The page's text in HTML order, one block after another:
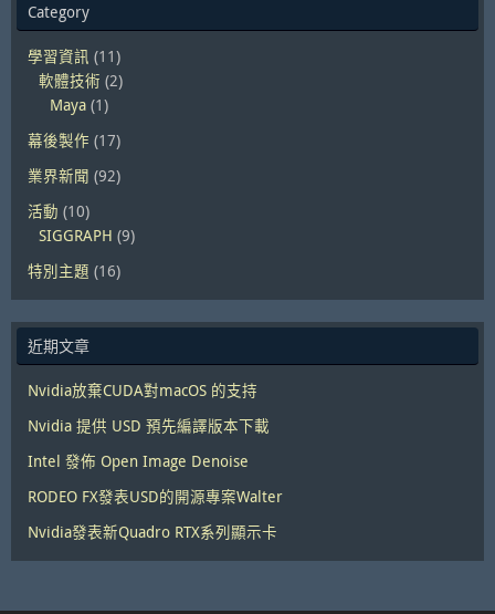
Category
學習資訊 (11)
軟體技術 (2)
Maya (1)
幕後製作 (17)
業界新聞 (92)
活動 (10)
SIGGRAPH (9)
特別主題 (16)
近期文章
Nvidia放棄CUDA對macOS 的支持
Nvidia 提供 USD 預先編譯版本下載
Intel 發佈 Open Image Denoise
RODEO FX發表USD的開源專案Walter
Nvidia發表新Quadro RTX系列顯示卡